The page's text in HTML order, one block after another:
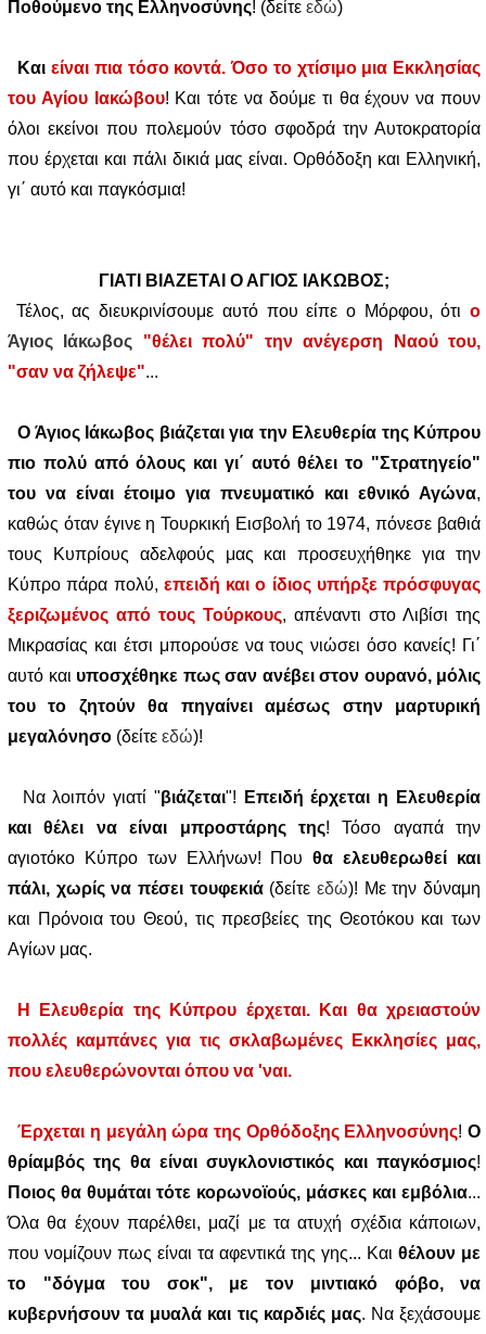
Ποθούμενο της Ελληνοσύνης! (δείτε εδώ)
Καιείναι πια τόσο κοντά. Όσο το χτίσιμο μια Εκκλησίας
του Αγίου Ιακώβου! Και τότε να δούμε τι θα έχουν να πουν
όλοι εκείνοι που πολεμούν τόσο σφοδρά την Αυτοκρατορία
που έρχεται και πάλι δικιά μας είναι. Ορθόδοξη και Ελληνική,
γι΄ αυτό και παγκόσμια!
ΓΙΑΤΙ ΒΙΑΖΕΤΑΙ Ο ΑΓΙΟΣ ΙΑΚΩΒΟΣ;
Τέλος, ας διευκρινίσουμε αυτό που είπε ο Μόρφου, ότι ο
Άγιος Ιάκωβος "θέλει πολύ" την ανέγερση Ναού του,
"σαν να ζήλεψε"...
Ο Άγιος Ιάκωβος βιάζεται για την Ελευθερία της Κύπρου
πιο πολύ από όλους και γι΄ αυτό θέλει το "Στρατηγείο"
του να είναι έτοιμο για πνευματικό και εθνικό Αγώνα,
καθώς όταν έγινε η Τουρκική Εισβολή το 1974, πόνεσε βαθιά
τους Κυπρίους αδελφούς μας και προσευχήθηκε για την
Κύπρο πάρα πολύ, επειδή και ο ίδιος υπήρξε πρόσφυγας
ξεριζωμένος από τους Τούρκους, απέναντι στο Λιβίσι της
Μικρασίας και έτσι μπορούσε να τους νιώσει όσο κανείς! Γι΄
αυτό και υποσχέθηκε πως σαν ανέβει στον ουρανό, μόλις
του το ζητούν θα πηγαίνει αμέσως στην μαρτυρική
μεγαλόνησο (δείτε εδώ)!
Να λοιπόν γιατί "βιάζεται"!
Επειδή έρχεται η Ελευθερία
και θέλει να είναι μπροστάρης της! Τόσο αγαπά την
αγιοτόκο Κύπρο των Ελλήνων! Πουθα ελευθερωθεί και
πάλι, χωρίς να πέσει τουφεκιά(δείτεεδώ)! Με την δύναμη
και Πρόνοια του Θεού, τις πρεσβείες της Θεοτόκου και των
Αγίων μας.
Η Ελευθερία της Κύπρου έρχεται. Και θα χρειαστούν
πολλές καμπάνες για τις σκλαβωμένες Εκκλησίες μας,
που ελευθερώνονται όπου να 'ναι.
Έρχεται η μεγάλη ώρα της Ορθόδοξης Ελληνοσύνης!Ο
θρίαμβός της θα είναι συγκλονιστικός και παγκόσμιος!
Ποιος θα θυμάται τότε κορωνοϊούς, μάσκες και εμβόλια...
Όλα θα έχουν παρέλθει, μαζί με τα ατυχή σχέδια κάποιων,
που νομίζουν πως είναι τα αφεντικά της γης... Και θέλουν με
το "δόγμα του σοκ", με τον μιντιακό φόβο, να
κυβερνήσουν τα μυαλά και τις καρδιές μας. Να ξεχάσουμε